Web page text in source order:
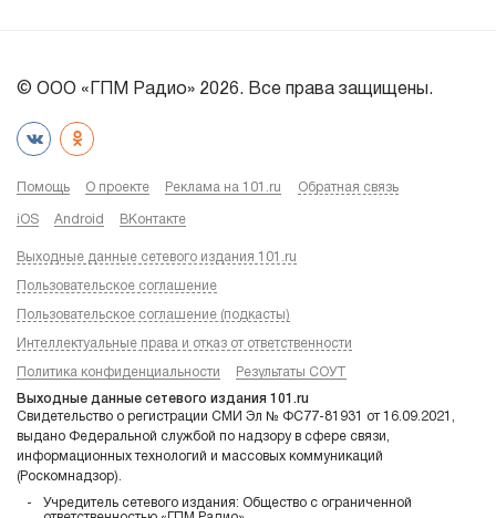
© ООО «ГПМ Радио» 2026. Все права защищены.
Помощь О проекте Реклама на 101.ru Обратная связь
iOS Android ВКонтакте
Выходные данные сетевого издания 101.ru
Пользовательское соглашение
Пользовательское соглашение (подкасты)
Интеллектуальные права и отказ от ответственности
Политика конфиденциальности Результаты СОУТ
Выходные данные сетевого издания 101.ru
Свидетельство о регистрации СМИ Эл № ФС77-81931 от 16.09.2021,
выдано Федеральной службой по надзору в сфере связи,
информационных технологий и массовых коммуникаций
(Роскомнадзор).
Учредитель сетевого издания: Общество с ограниченной